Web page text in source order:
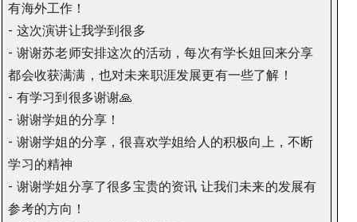
有海外工作！
- 这次演讲让我学到很多
- 谢谢苏老师安排这次的活动，每次有学长姐回来分享
都会收获满满，也对未来职涯发展更有一些了解！
- 有学习到很多谢谢🙏
- 谢谢学姐的分享！
- 谢谢学姐的分享，很喜欢学姐给人的积极向上，不断
学习的精神
- 谢谢学姐分享了很多宝贵的资讯 让我们未来的发展有
参考的方向！